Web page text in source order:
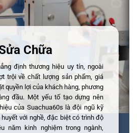
Chữa
định thương hiệu uy tín, ngoài
trội về chất lượng sản phẩm, giá
quyền lợi của khách hàng, phương
đầu. Một yếu tố tạo dựng nên
của Suachua60s là đội ngũ kỹ
với nghề, đặc biệt có trình độ
năm kinh nghiệm trong ngành,